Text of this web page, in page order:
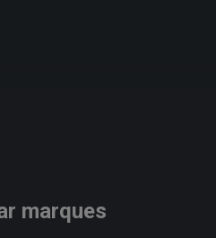
marques